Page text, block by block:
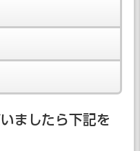
ましたら下記を